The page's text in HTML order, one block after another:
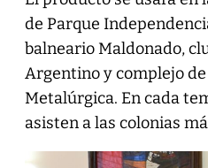
de Parque
balneario Maldonado,
Argentino y complejo
Metalúrgica. En cada
asisten a las colonias